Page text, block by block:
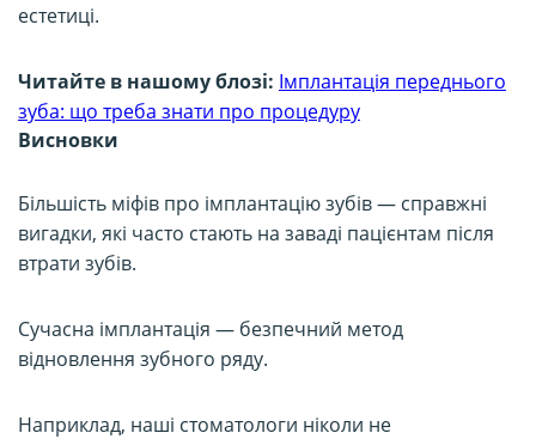
естетиці.
Читайте в нашому блозі: Імплантація переднього
зуба: що треба знати про процедуру
Висновки
Більшість міфів про імплантацію зубів — справжні
вигадки, які часто стають на заваді пацієнтам після
втрати зубів.
Сучасна імплантація — безпечний метод
відновлення зубного ряду.
Наприклад, наші стоматологи ніколи не